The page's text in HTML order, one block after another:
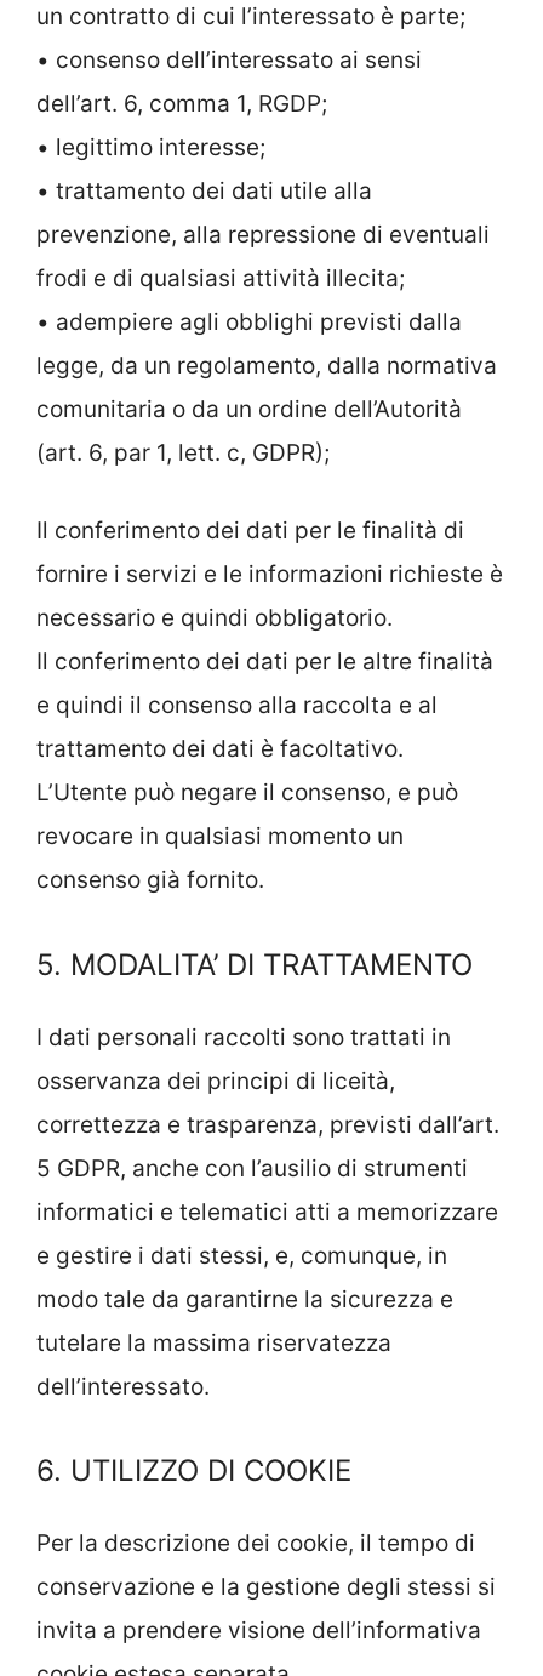
un contratto di cui l’interessato è parte;
• consenso dell’interessato ai sensi
dell’art. 6, comma 1, RGDP;
• legittimo interesse;
• trattamento dei dati utile alla
prevenzione, alla repressione di eventuali
frodi e di qualsiasi attività illecita;
• adempiere agli obblighi previsti dalla
legge, da un regolamento, dalla normativa
comunitaria o da un ordine dell’Autorità
(art. 6, par 1, lett. c, GDPR);
Il conferimento dei dati per le finalità di
fornire i servizi e le informazioni richieste è
necessario e quindi obbligatorio.
Il conferimento dei dati per le altre finalità
e quindi il consenso alla raccolta e al
trattamento dei dati è facoltativo.
L’Utente può negare il consenso, e può
revocare in qualsiasi momento un
consenso già fornito.
5. MODALITA’ DI TRATTAMENTO
I dati personali raccolti sono trattati in
osservanza dei principi di liceità,
correttezza e trasparenza, previsti dall’art.
5 GDPR, anche con l’ausilio di strumenti
informatici e telematici atti a memorizzare
e gestire i dati stessi, e, comunque, in
modo tale da garantirne la sicurezza e
tutelare la massima riservatezza
dell’interessato.
6. UTILIZZO DI COOKIE
Per la descrizione dei cookie, il tempo di
conservazione e la gestione degli stessi si
invita a prendere visione dell’informativa